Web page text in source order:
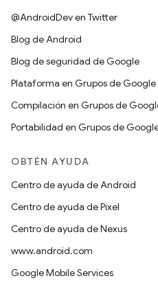
@AndroidDev en Twitter
Blog de Android
Blog de seguridad de Google
Plataforma en Grupos de Google
Compilación en Grupos de
Portabilidad en Grupos de
OBTÉN AYUDA
Centro de ayuda de Android
Centro de ayuda de Pixel
Centro de ayuda de Nexus
www.android.com
Google Mobile Services